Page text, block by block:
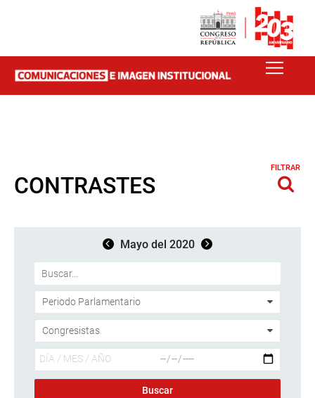
CONTRASTES
FILTRAR
Mayo del 2020